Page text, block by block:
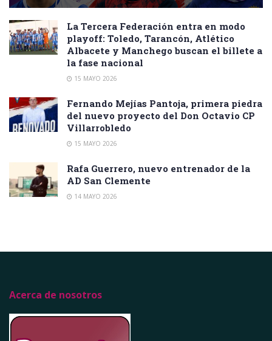
La Tercera Federación entra en modo
playoff: Toledo, Tarancón, Atlético
Albacete y Manchego buscan el billete a
la fase nacional
15 MAYO 2026
Fernando Mejías Pantoja, primera piedra
del nuevo proyecto del Don Octavio CP
Villarrobledo
15 MAYO 2026
Rafa Guerrero, nuevo entrenador de la
AD San Clemente
14 MAYO 2026
Acerca de nosotros